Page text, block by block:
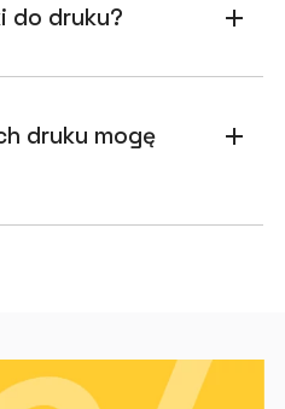
do druku? add
druku mogę
add